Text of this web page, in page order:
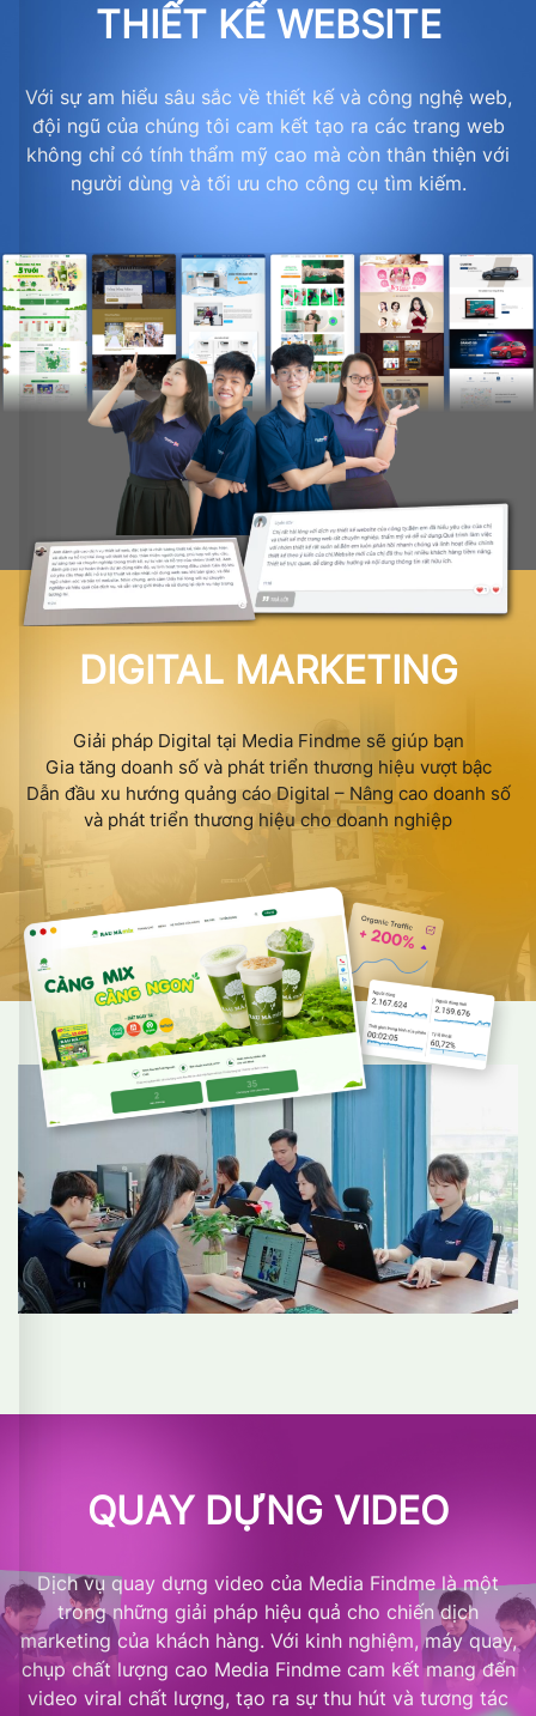
THIẾT KẾ WEBSITE
Với sự am hiểu sâu sắc về thiết kế và công nghệ web,
đội ngũ của chúng tôi cam kết tạo ra các trang web
không chỉ có tính thẩm mỹ cao mà còn thân thiện với
người dùng và tối ưu cho công cụ tìm kiếm.
DIGITAL MARKETING
Giải pháp Digital tại Media Findme sẽ giúp bạn
Gia tăng doanh số và phát triển thương hiệu vượt bậc
Dẫn đầu xu hướng quảng cáo Digital – Nâng cao doanh số
và phát triển thương hiệu cho doanh nghiệp
QUAY DỰNG VIDEO
Dịch vụ quay dựng video của Media Findme là một
trong những giải pháp hiệu quả cho chiến dịch
marketing của khách hàng. Với kinh nghiệm, máy quay,
chụp chất lượng cao Media Findme cam kết mang đến
video viral chất lượng, tạo ra sự thu hút và tương tác